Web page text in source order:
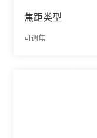
焦距类型
可调焦